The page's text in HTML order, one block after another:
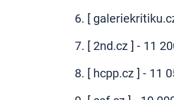
[
[ 2nd.cz ] - 11
[ hcpp.cz ] - 11